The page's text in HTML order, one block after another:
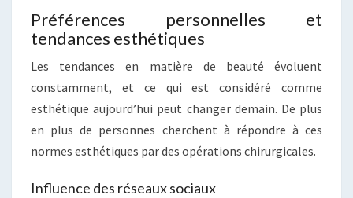
Préférences personnelles et
tendances esthétiques
Les tendances en matière de beauté évoluent
constamment, et ce qui est considéré comme
esthétique aujourd’hui peut changer demain. De plus
en plus de personnes cherchent à répondre à ces
normes esthétiques par des opérations chirurgicales.
Influence des réseaux sociaux